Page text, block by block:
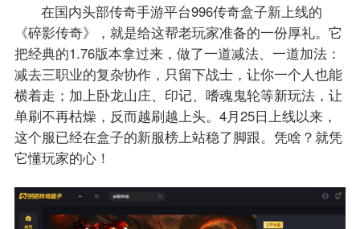
在国内头部传奇手游平台996传奇盒子新上线的
《碎影传奇》，就是给这帮老玩家准备的一份厚礼。它
把经典的1.76版本拿过来，做了一道减法、一道加法：
减去三职业的复杂协作，只留下战士，让你一个人也能
横着走；加上卧龙山庄、印记、嗜魂鬼轮等新玩法，让
单刷不再枯燥，反而越刷越上头。4月25日上线以来，
这个服已经在盒子的新服榜上站稳了脚跟。凭啥？就凭
它懂玩家的心！